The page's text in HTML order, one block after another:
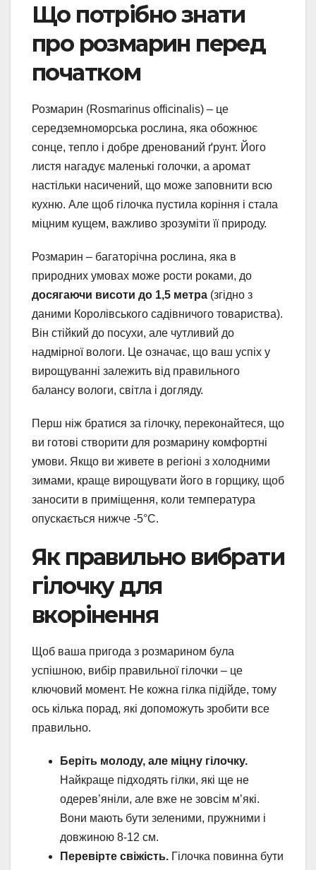
Що потрібно знати
про розмарин перед
початком
Розмарин (Rosmarinus officinalis) – це
середземноморська рослина, яка обожнює
сонце, тепло і добре дренований ґрунт. Його
листя нагадує маленькі голочки, а аромат
настільки насичений, що може заповнити всю
кухню. Але щоб гілочка пустила коріння і стала
міцним кущем, важливо зрозуміти її природу.
Розмарин – багаторічна рослина, яка в
природних умовах може рости роками, до
досягаючи висоти до 1,5 метра (згідно з
даними Королівського садівничого товариства).
Він стійкий до посухи, але чутливий до
надмірної вологи. Це означає, що ваш успіх у
вирощуванні залежить від правильного
балансу вологи, світла і догляду.
Перш ніж братися за гілочку, переконайтеся, що
ви готові створити для розмарину комфортні
умови. Якщо ви живете в регіоні з холодними
зимами, краще вирощувати його в горщику, щоб
заносити в приміщення, коли температура
опускається нижче -5°C.
Як правильно вибрати
гілочку для
вкорінення
Щоб ваша пригода з розмарином була
успішною, вибір правильної гілочки – це
ключовий момент. Не кожна гілка підійде, тому
ось кілька порад, які допоможуть зробити все
правильно.
Беріть молоду, але міцну гілочку.
Найкраще підходять гілки, які ще не
одерев’яніли, але вже не зовсім м’які.
Вони мають бути зеленими, пружними і
довжиною 8-12 см.
Перевірте свіжість. Гілочка повинна бути